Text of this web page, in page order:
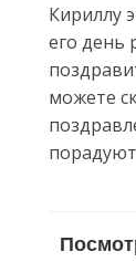
Кириллу
его день
можете